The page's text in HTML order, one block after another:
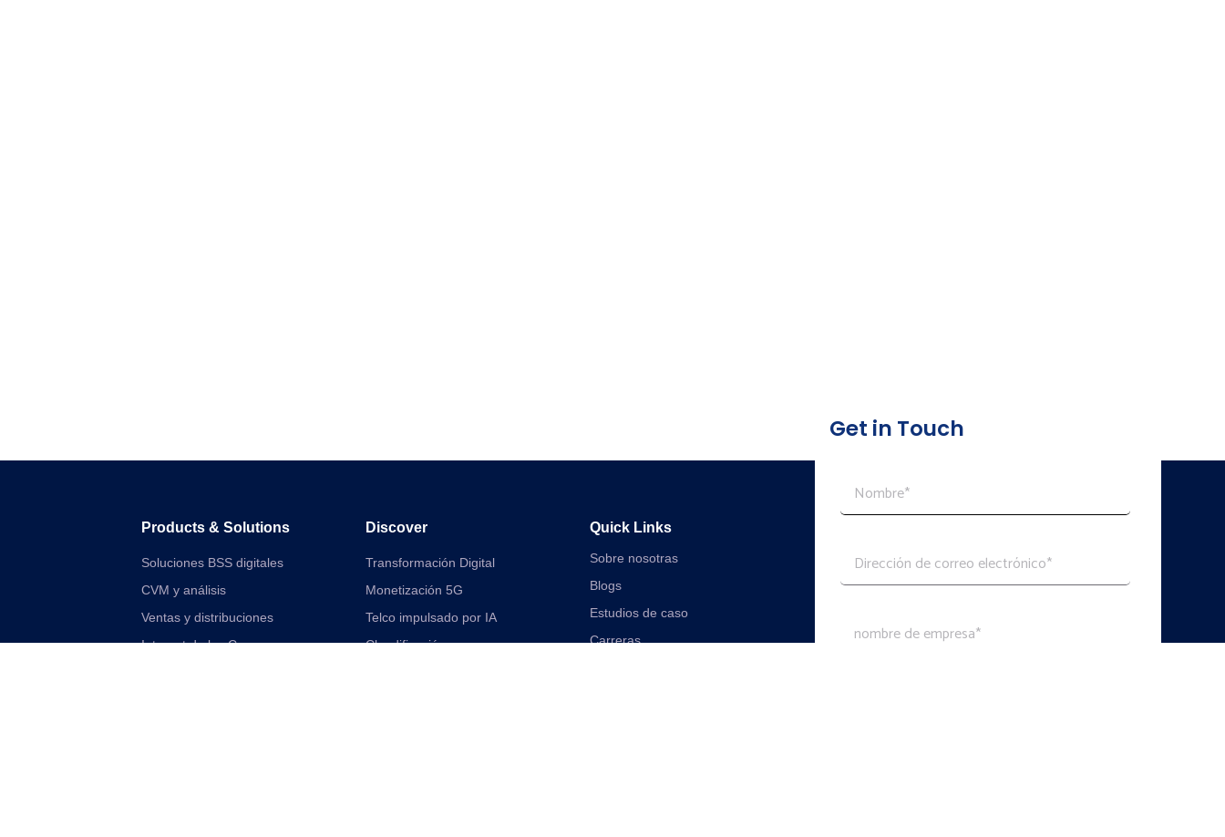
Products & Solutions
Soluciones BSS digitales
CVM y análisis
Ventas y distribuciones
Internet de las Cosas
Discover
Transformación Digital
Monetización 5G
Telco impulsado por IA
Cloudificación
Quick Links
Sobre nosotras
Blogs
Estudios de caso
Carreras
Get in Touch